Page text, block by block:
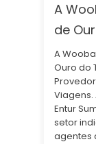
A
de
A
Ouro do
Entur
setor
agentes